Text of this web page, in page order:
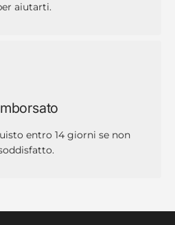
aiutarti.
entro 14 giorni se non